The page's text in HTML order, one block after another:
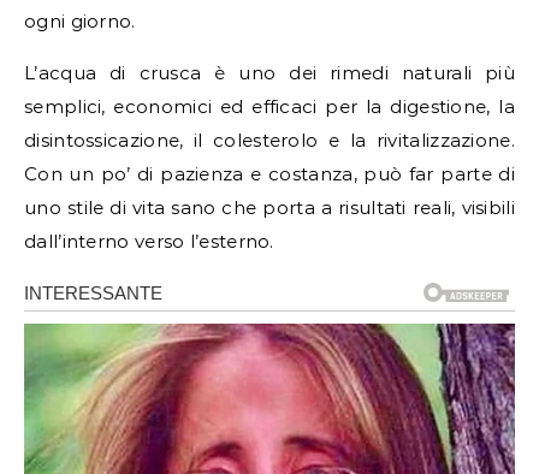
ogni giorno.
L’acqua di crusca è uno dei rimedi naturali più
semplici, economici ed efficaci per la digestione, la
disintossicazione, il colesterolo e la rivitalizzazione.
Con un po’ di pazienza e costanza, può far parte di
uno stile di vita sano che porta a risultati reali, visibili
dall’interno verso l’esterno.